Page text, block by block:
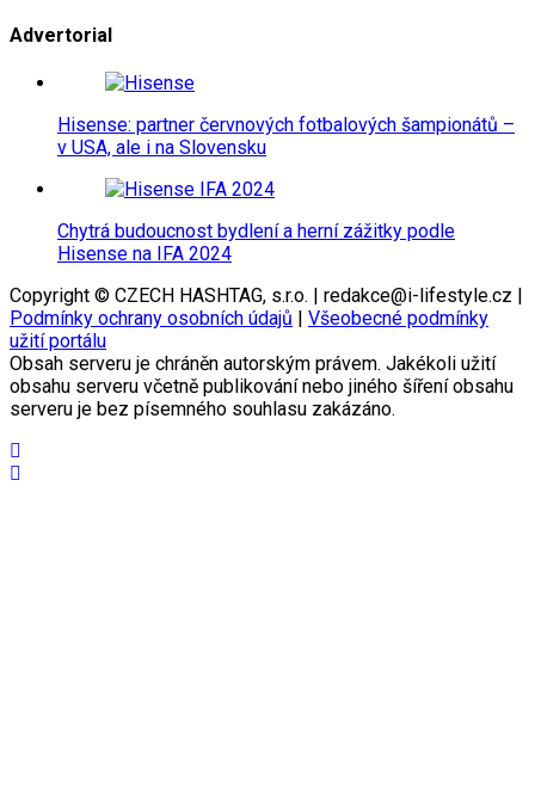
Advertorial
Hisense: partner červnových fotbalových šampionátů –
v USA, ale i na Slovensku
Chytrá budoucnost bydlení a herní zážitky podle
Hisense na IFA 2024
Copyright © CZECH HASHTAG, s.r.o. | redakce@i-lifestyle.cz |
Podmínky ochrany osobních údajů
Všeobecné podmínky
užití portálu
Obsah serveru je chráněn autorským právem. Jakékoli užití
obsahu serveru včetně publikování nebo jiného šíření obsahu
serveru je bez písemného souhlasu zakázáno.